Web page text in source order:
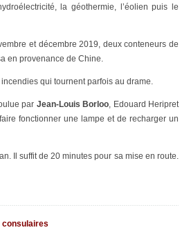
la géothermie, l’éolien puis le
et décembre 2019, deux conteneurs de
en provenance de Chine.
qui tournent parfois au drame.
par Jean-Louis Borloo, Edouard Heripret
fonctionner une lampe et de recharger un
Il suffit de 20 minutes pour sa mise en route.